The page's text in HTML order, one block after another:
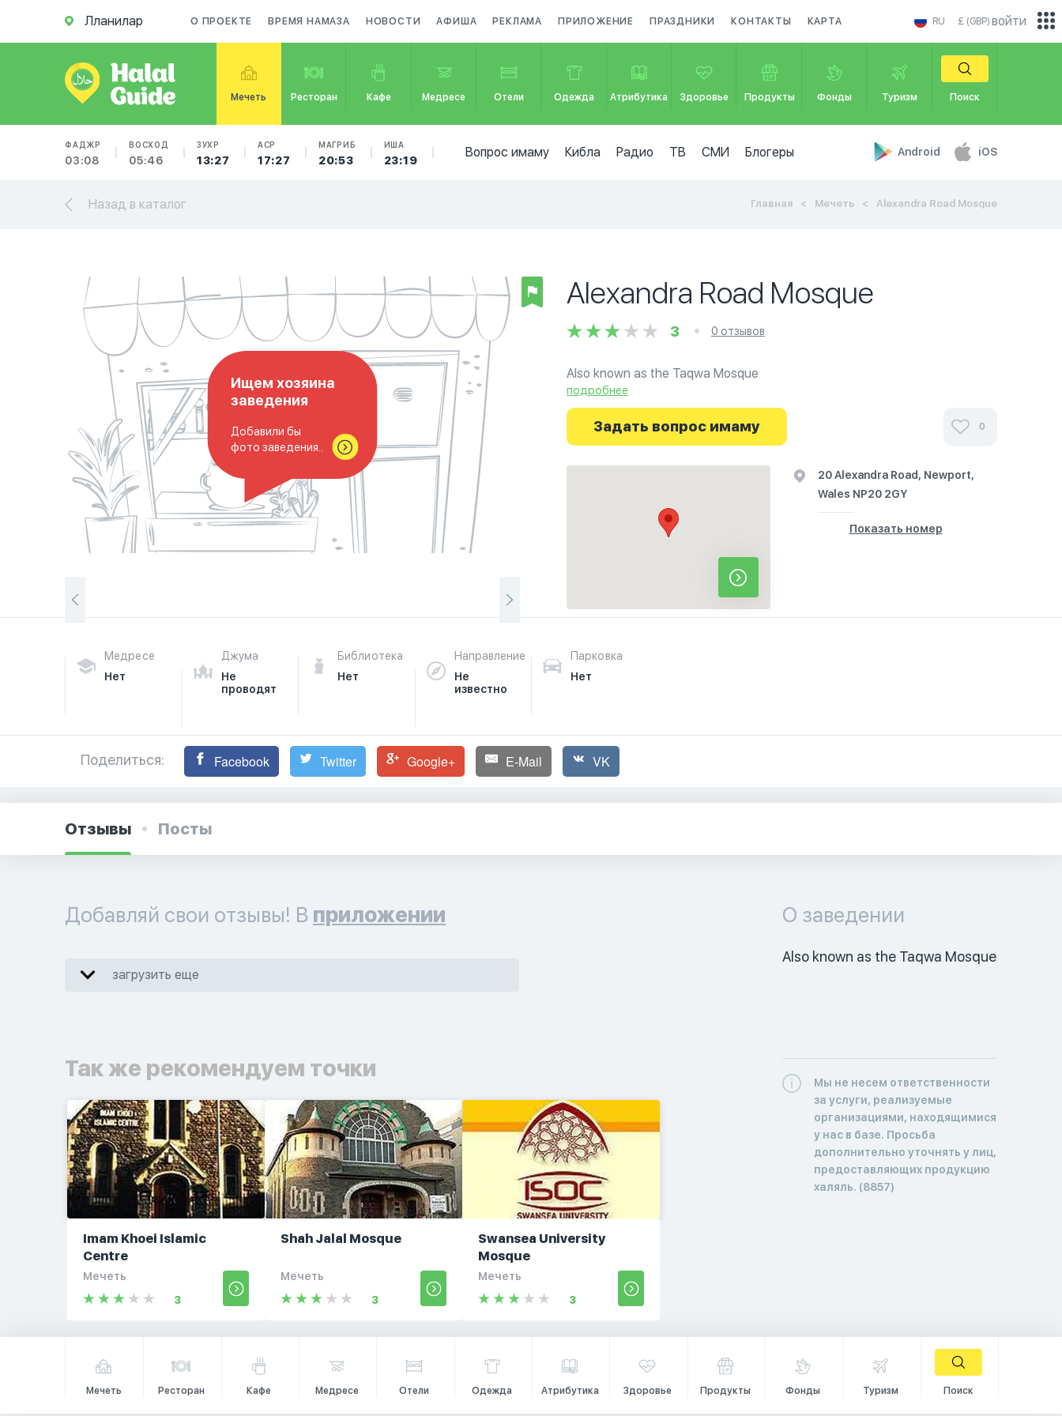
Лланилар О ПРОЕКТЕ ВРЕМЯ НАМАЗА НОВОСТИ АФИША РЕКЛАМА ПРИЛОЖЕНИЕ ПРАЗДНИКИ КОНТАКТЫ КАРТА RU £ (GBP)
Мечеть Ресторан Кафе Медресе Отели Одежда Атрибутика Здоровье Продукты Фонды Туризм Поиск
ФАДЖР
03:08
ВОСХОД
05:46
ЗУХР
13:27
АСР
17:27
МАГРИБ
20:53
ИША
23:19
Вопрос имаму Кибла Радио ТВ СМИ Блогеры Android iOS
войти
Назад в каталог Главная Мечеть Alexandra Road Mosque
Ищем хозяина
заведения
Добавили бы
фото заведения..
Alexandra Road Mosque
3 0 отзывов
Also known as the Taqwa Mosque
Ознакомьтесь с отзывами посетителей Alexandra Road Mosque в
г.Лланилар на фотографиях и узнайте о часах работы. Ваше духовное
путешествие начинается здесь.
подробнее
Задать вопрос имаму 0
20 Alexandra Road, Newport,
Wales NP20 2GY
Показать номер
Медресе
Нет
Джума
Не
проводят
Библиотека
Нет
Направление
Не
известно
Парковка
Нет
Поделиться: Facebook Twitter Google+ E-Mail VK
Отзывы Посты
Добавляй свои отзывы! В приложении
загрузить еще
Так же рекомендуем точки
Imam Khoei Islamic
Centre
Мечеть
3
Shah Jalal Mosque
Мечеть
3
Swansea University
Mosque
Мечеть
3
О заведении
Also known as the Taqwa Mosque
Мы не несем ответственности
за услуги, реализуемые
организациями, находящимися
у нас в базе. Просьба
дополнительно уточнять у лиц,
предоставляющих продукцию
халяль. (8857)
Мечеть Ресторан Кафе Медресе Отели Одежда Атрибутика Здоровье Продукты Фонды Туризм Поиск